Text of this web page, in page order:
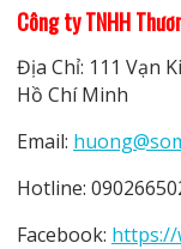
Công ty TNHH
Địa Chỉ: 111 Vạn
Hồ Chí Minh
Email:
Hotline:
Facebook: https://